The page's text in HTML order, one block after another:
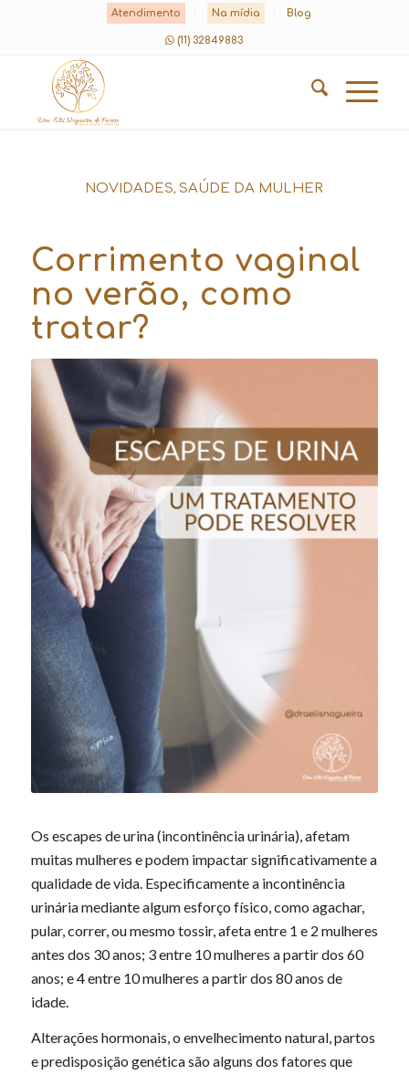
Atendimento Na mídia Blog
(11) 32849883
NOVIDADES,SAÚDE DA MULHER
Corrimento vaginal
no verão, como
tratar?
Os escapes de urina (incontinência urinária), afetam
muitas mulheres e podem impactar significativamente a
qualidade de vida. Especificamente a incontinência
urinária mediante algum esforço físico, como agachar,
pular, correr, ou mesmo tossir, afeta entre 1 e 2 mulheres
antes dos 30 anos; 3 entre 10 mulheres a partir dos 60
anos; e 4 entre 10 mulheres a partir dos 80 anos de
idade.
Alterações hormonais, o envelhecimento natural, partos
e predisposição genética são alguns dos fatores que